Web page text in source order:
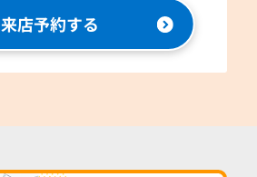
来店予約する